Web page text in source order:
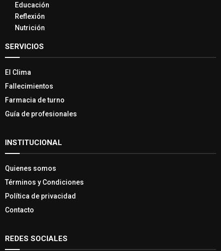
Educación
Reflexión
Nutrición
SERVICIOS
El Clima
Fallecimientos
Farmacia de turno
Guía de profesionales
INSTITUCIONAL
Quienes somos
Términos y Condiciones
Política de privacidad
Contacto
REDES SOCIALES